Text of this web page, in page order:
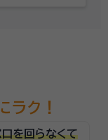
ラク！
を回らなくて